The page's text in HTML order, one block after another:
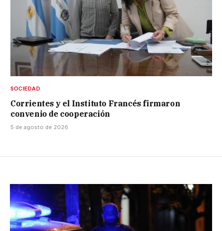
SOCIEDAD
Corrientes y el Instituto Francés firmaron
convenio de cooperación
5 de agosto de 2026